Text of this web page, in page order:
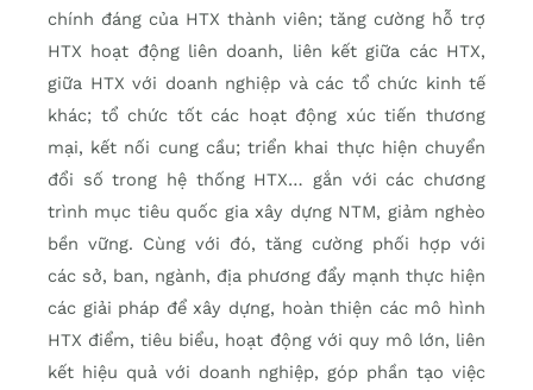
chính đáng của HTX thành viên; tăng cường hỗ trợ
HTX hoạt động liên doanh, liên kết giữa các HTX,
giữa HTX với doanh nghiệp và các tổ chức kinh tế
khác; tổ chức tốt các hoạt động xúc tiến thương
mại, kết nối cung cầu; triển khai thực hiện chuyển
đổi số trong hệ thống HTX… gắn với các chương
trình mục tiêu quốc gia xây dựng NTM, giảm nghèo
bền vững. Cùng với đó, tăng cường phối hợp với
các sở, ban, ngành, địa phương đẩy mạnh thực hiện
các giải pháp để xây dựng, hoàn thiện các mô hình
HTX điểm, tiêu biểu, hoạt động với quy mô lớn, liên
kết hiệu quả với doanh nghiệp, góp phần tạo việc